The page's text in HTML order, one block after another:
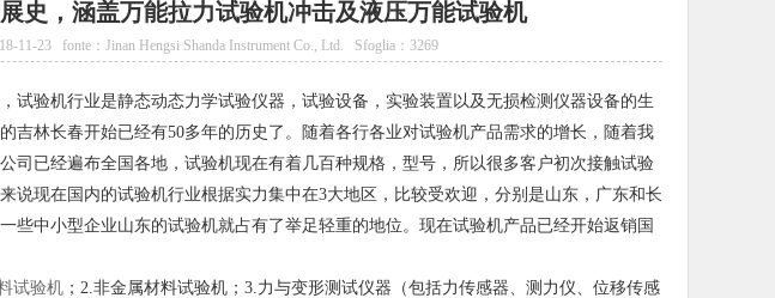
史，涵盖万能拉力试验机冲击及液压万能试验机
11-23 fonte：Jinan Hengsi Shanda Instrument Co., Ltd. Sfoglia： 3269
试验机行业是静态动态力学试验仪器，试验设备，实验装置以及无损检测仪器设备的生
吉林长春开始已经有50多年的历史了。随着各行各业对试验机产品需求的增长，随着我
司已经遍布全国各地，试验机现在有着几百种规格，型号，所以很多客户初次接触试验
说现在国内的试验机行业根据实力集中在3大地区，比较受欢迎，分别是山东，广东和长
些中小型企业山东的试验机就占有了举足轻重的地位。现在试验机产品已经开始返销国
试验机 ；2.非金属材料试验机；3.力与变形测试仪器（包括力传感器、测力仪、位移传感